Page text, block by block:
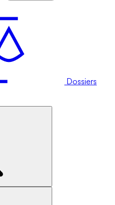
Dossiers